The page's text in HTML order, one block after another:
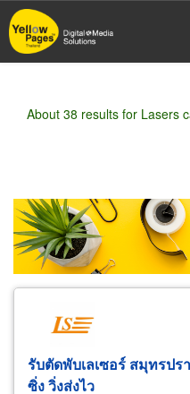
Skip
to
main
About 38 results for Lasers
Wholesale Retail
Exporter/Importer
รับตัดพับเลเซอร์ สมุทรปร
ซิ่ง วิ่งส่งไว